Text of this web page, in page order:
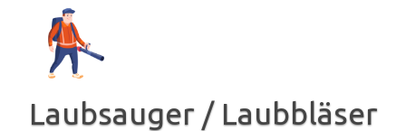
Inhalt
springen
Laubsauger / Laubbläser